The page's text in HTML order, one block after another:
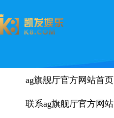
ag旗舰厅官方网站首页
联系ag旗舰厅官方网站